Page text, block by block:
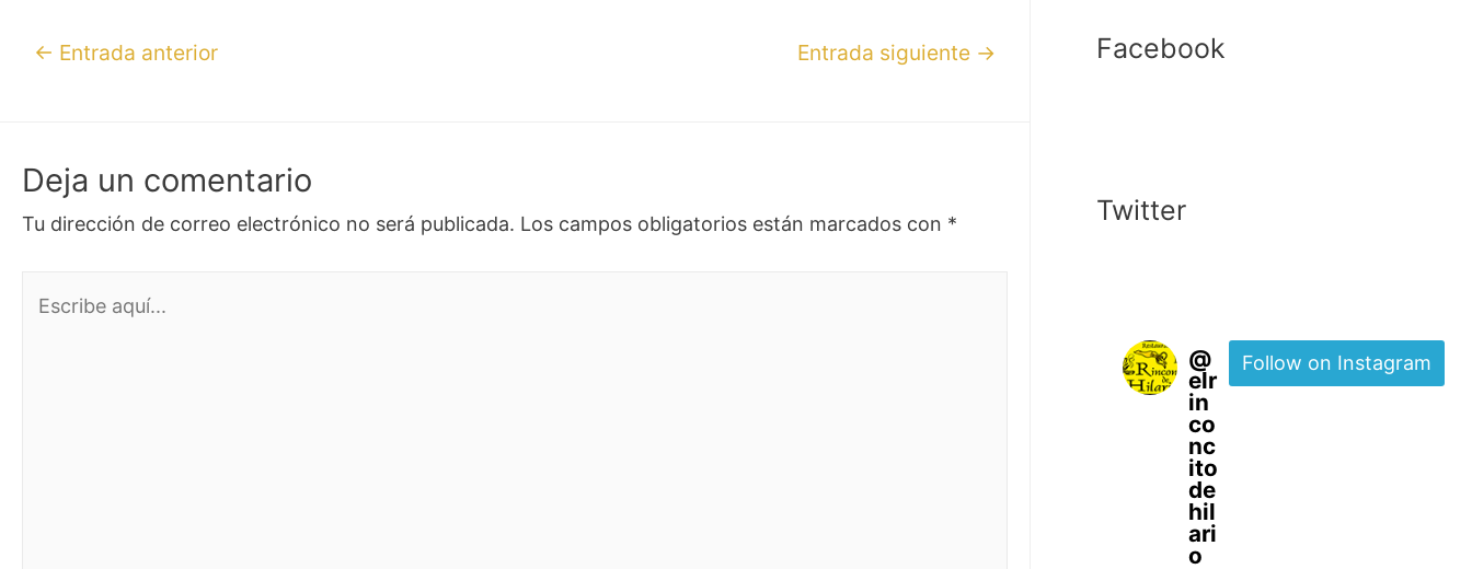
← Entrada anterior Entrada siguiente →
Deja un comentario
Tu dirección de correo electrónico no será publicada. Los campos obligatorios están marcados con *
Facebook
Twitter
@
elr
in
co
nc
ito
de
hil
ari
o
Follow on Instagram